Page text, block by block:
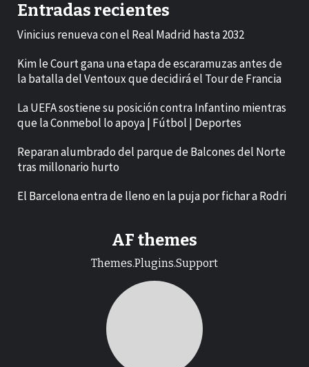
Entradas recientes
Vinicius renueva con el Real Madrid hasta 2032
Kim le Court gana una etapa de escaramuzas antes de
la batalla del Ventoux que decidirá el Tour de Francia
La UEFA sostiene su posición contra Infantino mientras
que la Conmebol lo apoya | Fútbol | Deportes
Reparan alumbrado del parque de Balcones del Norte
tras millonario hurto
El Barcelona entra de lleno en la puja por fichar a Rodri
AF themes
Themes.Plugins.Support